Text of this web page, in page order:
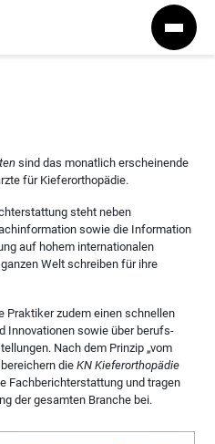
sind das monatlich erscheinende
für Kieferorthopädie.
steht neben
sowie die Information
auf hohem internationalen
Welt schreiben für ihre
Praktiker zudem einen schnellen
Innovationen sowie über berufs-
Nach dem Prinzip „vom
bereichern dieKN Kieferorthopädie
Fachberichterstattung und tragen
der gesamten Branche bei.